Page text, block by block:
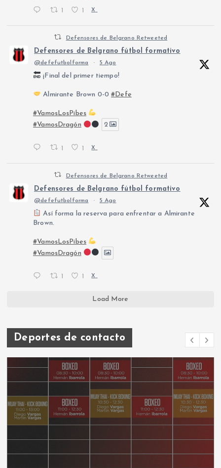
X
Defensores de Belgrano Retweeted
Defensores de Belgrano fútbol formativo
@defefutbolforma · 5 Ago
¡Final del primer tiempo!
Almirante Brown 0-0#Defe
#VamosLosPibes
#VamosDragón
2
1 1 X
Defensores de Belgrano Retweeted
Defensores de Belgrano fútbol formativo
@defefutbolforma · 5 Ago
Así forma la reserva para enfrentar a Almirante
Brown.
#VamosLosPibes
#VamosDragón
X
Load More
Deportes de contacto